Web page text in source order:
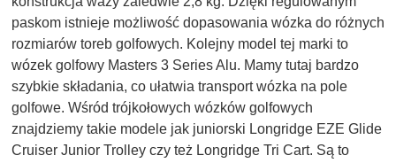
paskom istnieje możliwość dopasowania wózka do różnych
rozmiarów toreb golfowych. Kolejny model tej marki to
wózek golfowy Masters 3 Series Alu. Mamy tutaj bardzo
szybkie składania, co ułatwia transport wózka na pole
golfowe. Wśród trójkołowych wózków golfowych
znajdziemy takie modele jak juniorski Longridge EZE Glide
Cruiser Junior Trolley czy też Longridge Tri Cart. Są to